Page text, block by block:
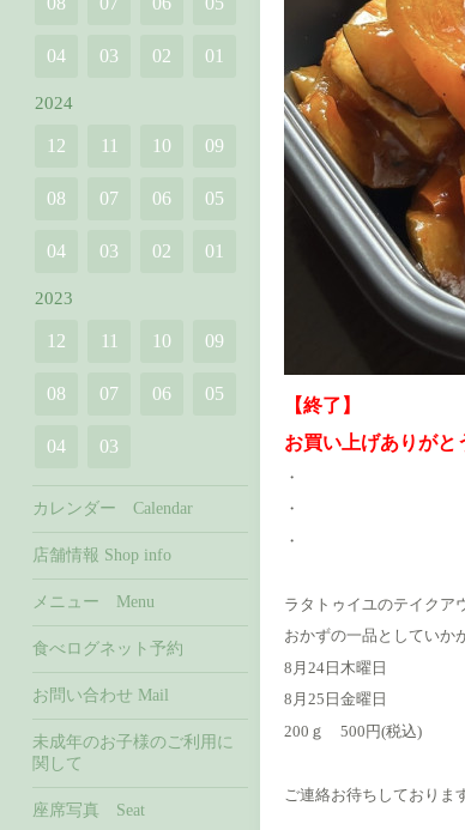
【終了】
お買い上げありがと
・
・
・
ラタトゥイユのテイクア
おかずの一品としていか
8月24日木曜日
8月25日金曜日
200ｇ 500円(税込)
ご連絡お待ちしておりま
04 03 02 01
2024
12 11 10 09
08 07 06 05
04 03 02 01
2023
12 11 10 09
08 07 06 05
04 03
カレンダー Calendar
店舗情報 Shop info
メニュー Menu
食べログネット予約
お問い合わせ Mail
未成年のお子様のご利用に
関して
座席写真 Seat